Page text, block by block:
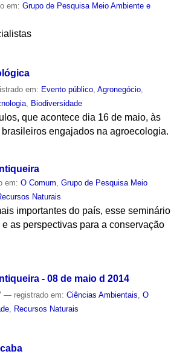
em:Grupo de Pesquisa Meio Ambiente e
em: Evento público,Agronegócio,
, Biodiversidade
que acontece dia 16 de maio, às
engajados na agroecologia.
em:O Comum ,Grupo de Pesquisa Meio
Naturais
importantes do país, esse seminário
as perspectivas para a conservação
- 08 de maio d 2014
— registrado em:Ciências Ambientais ,O
Recursos Naturais